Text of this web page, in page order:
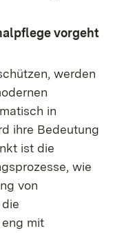
vorgeht
werden
in
ihre Bedeutung
ist die
wie
von
mit